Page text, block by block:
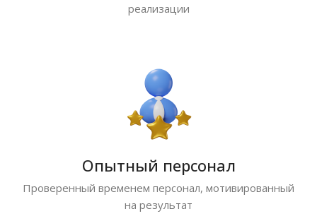
реализации
Опытный персонал
Проверенный временем персонал, мотивированный
на результат